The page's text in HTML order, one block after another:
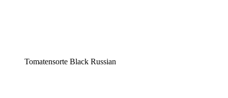
Tomatensorte Black Russian